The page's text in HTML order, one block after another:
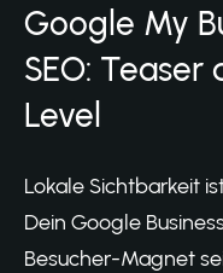
Google My
SEO:
Level
Lokale Sichtbarkeit
Dein Google
Besucher-Magnet